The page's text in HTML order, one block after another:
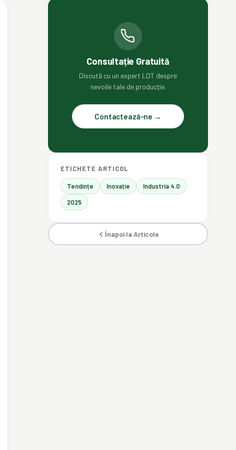
Consultație Gratuită
Discută cu un expert LDT despre
nevoile tale de producție.
Contactează-ne →
ETICHETE ARTICOL
Tendințe Inovație
Industria 4.0
2025
Înapoi la Articole